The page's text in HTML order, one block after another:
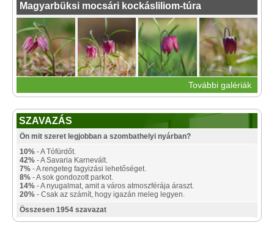
Magyarbüksi mocsári kockásliliom-túra
További galériák
SZAVAZÁS
Ön mit szeret legjobban a szombathelyi nyárban?
10% - A Tófürdőt.
42% - A Savaria Karnevált.
7% - A rengeteg fagyizási lehetőséget.
8% - A sok gondozott parkot.
14% - A nyugalmat, amit a város atmoszférája áraszt.
20% - Csak az számít, hogy igazán meleg legyen.
Összesen 1954 szavazat